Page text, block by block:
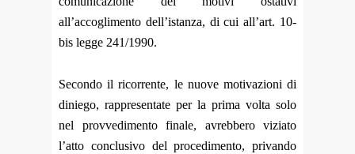
all’accoglimento dell’istanza, di cui all’art. 10-
bis legge 241/1990.
Secondo il ricorrente, le nuove motivazioni di
diniego, rappresentate per la prima volta solo
nel provvedimento finale, avrebbero viziato
l’atto conclusivo del procedimento, privando